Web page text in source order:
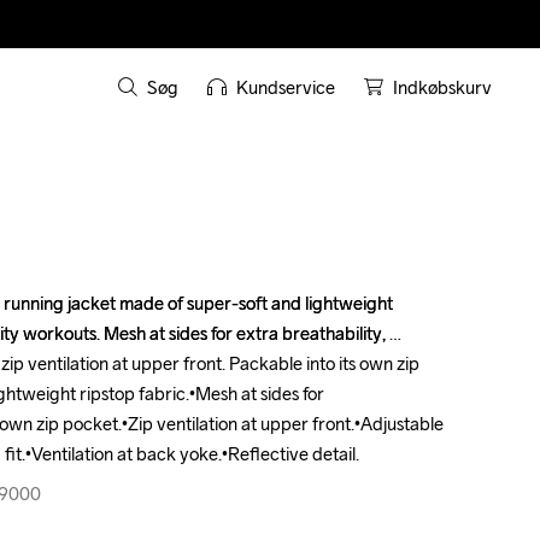
Søg Kundservice Indkøbskurv
jacket made of super-soft and lightweight
workouts. Mesh at sides for extra breathability,
ventilation at upper front. Packable into its own zip
ripstop fabric.•Mesh at sides for
zip pocket.•Zip ventilation at upper front.•Adjustable
at back yoke.•Reflective detail.
jacket made of super-soft and lightweight
workouts. Mesh at sides for extra breathability,
ventilation at upper front. Packable into its own zip
ripstop fabric.•Mesh at sides for
zip pocket.•Zip ventilation at upper front.•Adjustable
at back yoke.•Reflective detail.